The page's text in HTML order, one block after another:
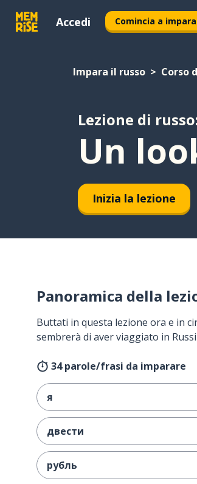
Accedi Comincia a
Impara il russo Corso
Lezione di
Un
Inizia la lezione
Panoramica della
Buttati in questa lezione ora e in
sembrerà di aver viaggiato in
34 parole/frasi da imparare
я
двести
рубль